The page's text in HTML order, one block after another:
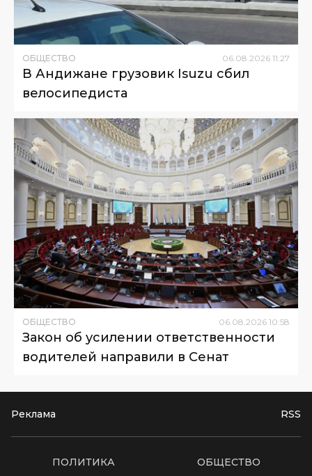
ОБЩЕСТВО 06.08.2026 11:27
В Андижане грузовик Isuzu сбил
велосипедиста
ОБЩЕСТВО 06 08 2026 10:58
Закон об усилении ответственности
водителей направили в Сенат
Реклама RSS
ПОЛИТИКА
ОБЩЕСТВО